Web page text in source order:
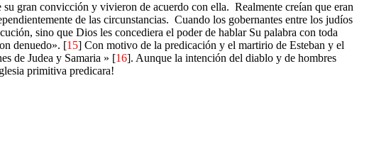
gran convicción y vivieron de acuerdo con ella. Realmente creían que eran
de las circunstancias. Cuando los gobernantes entre los judíos
sino que Dios les concediera el poder de hablar Su palabra con toda
denuedo». [15] Con motivo de la predicación y el martirio de Esteban y el
de Judea y Samaria » [16]. Aunque la intención del diablo y de hombres
primitiva predicara!